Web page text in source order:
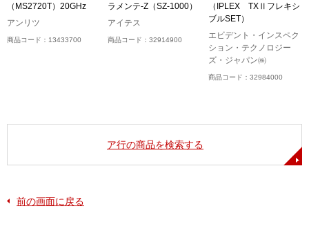
（MS2720T）20GHz
アンリツ
商品コード：13433700
ラメンテ-Z（SZ-1000）
アイテス
商品コード：32914900
（IPLEX TXⅡフレキシ
ブルSET）
エビデント・インスペク
ション・テクノロジー
ズ・ジャパン㈱
商品コード：32984000
ア行の商品を検索する
前の画面に戻る